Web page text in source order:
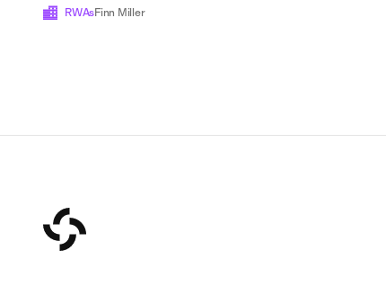
て後れを取っている
RWAsFinn Miller